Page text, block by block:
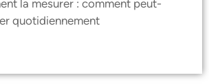
la mesurer : comment peut-
quotidiennement